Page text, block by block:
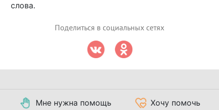
слова.
Поделиться в социальных сетях
Мне нужна помощь Хочу помочь